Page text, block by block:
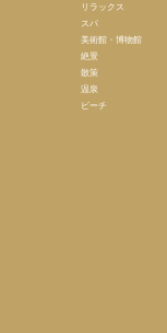
リラックス
スパ
美術館・博物館
絶景
散策
温泉
ビーチ